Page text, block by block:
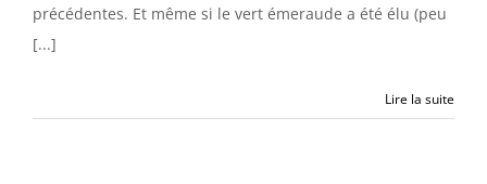
précédentes. Et même si le vert émeraude a été élu (peu
[...]
Lire la suite